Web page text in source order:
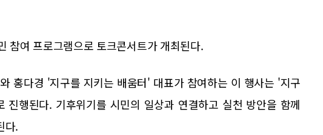
참여 프로그램으로 토크콘서트가 개최된다.
홍다경 '지구를 지키는 배움터' 대표가 참여하는 이 행사는 '지구
진행된다. 기후위기를 시민의 일상과 연결하고 실천 방안을 함께
다.